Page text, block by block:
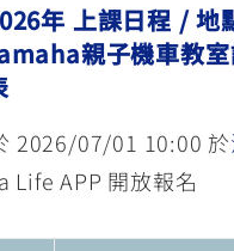
年 上課日程 / 地
親子機車教
2026/07/01 10:00 於
Life APP 開放報名